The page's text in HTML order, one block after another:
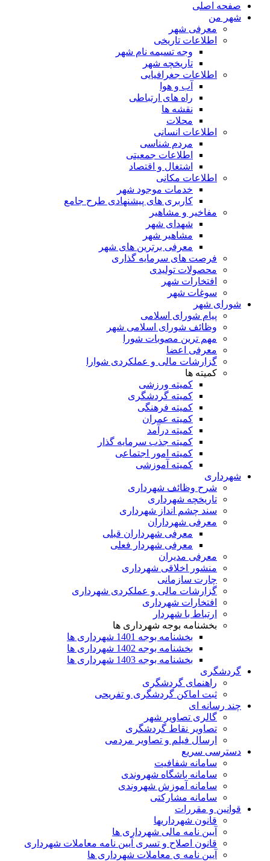
صفحه اصلی
شهر من
معرفی شهر
اطلاعات تاریخی
وجه تسیمه نام شهر
تاریخچه شهر
اطلاعات جغرافیایی
آب و هوا
راه های ارتباطی
نقشه ها
محلات
اطلاعات انسانی
مردم شناسی
اطلاعات جمعیتی
اشتغال و اقتصاد
اطلاعات مکانی
خدمات موجود شهر
کاربری های پیشنهادی طرح جامع
مفاخیر و مشاهیر
شهدای شهر
مشاهیر شهر
معرفی برترین های شهر
فرصت های سرمایه گذاری
محصولات تولیدی
افتخارات شهر
سوغات شهر
شورای شهر
پیام شورای اسلامی
وظائف شورای اسلامی شهر
مهم ترین مصوبات شورا
معرفی اعضا
گزارشات مالی و عملکردی شوارا
کمیته ها
کمیته ورزشی
کمیته گردشگری
کمیته فرهنگی
کمیته عمران
کمیته درآمد
کمیته جذب سرمایه گذار
کمیته امور اجتماعی
کمیته آموزشی
شهرداری
شرح وظائف شهرداری
تاریخچه شهرداری
سند چشم انداز شهرداری
معرفی شهرداران
معرفی شهرداران قبلی
معرفی شهردار فعلی
معرفی مدیران
منشور اخلاقی شهرداری
چارت سازمانی
گزارشات مالی و عملکردی شهرداری
افتخارات شهرداری
ارتباط با شهردار
بخشنامه بوجه شهرداری ها
بخشنامه بوجه 1401 شهرداری ها
بخشنامه بوجه 1402 شهرداری ها
بخشنامه بوجه 1403 شهرداری ها
گردشگری
راهنمای گردشگری
ثبت اماکن گردشگری و تفریحی
چند رسانه ای
گالری تصاویر شهر
تصاویر نقاط گردشگری
ارسال فیلم و تصاویر مردمی
دسترسی سریع
سامانه شفافیت
سامانه باشگاه شهروندی
سامانه آموزش شهروندی
سامانه مشارکتی
قوانین و مقررات
قانون شهرداریها
آیین نامه مالی شهرداری ها
قانون اصلاح و تسری آیین نامه معاملات شهرداری
آیین نامه ی معاملات شهرداری ها